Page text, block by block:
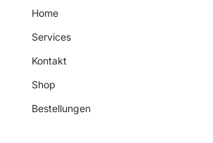
Home
Services
Kontakt
Shop
Bestellungen